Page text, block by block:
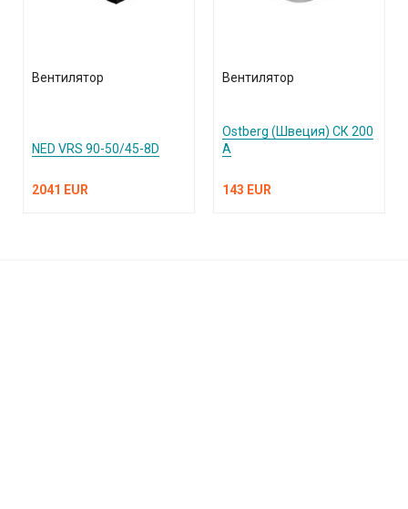
Вентилятор
NED VRS 90-50/45-8D
2041 EUR
Вентилятор
Ostberg (Швеция) СК 200
А
143 EUR